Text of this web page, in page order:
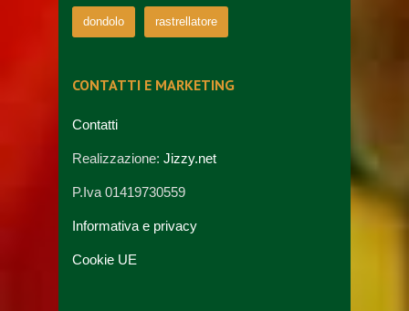
dondolo rastrellatore
CONTATTI E MARKETING
Contatti
Realizzazione: Jizzy.net
P.Iva 01419730559
Informativa e privacy
Cookie UE